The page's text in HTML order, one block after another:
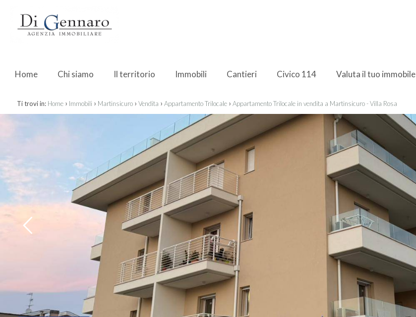
Home Chi siamo Il territorio Immobili Cantieri Civico 114 Valuta il tuo immobile
Ti trovi in: Home › Immobili › Martinsicuro › Vendita › Appartamento Trilocale › Appartamento Trilocale in vendita a Martinsicuro - Villa Rosa